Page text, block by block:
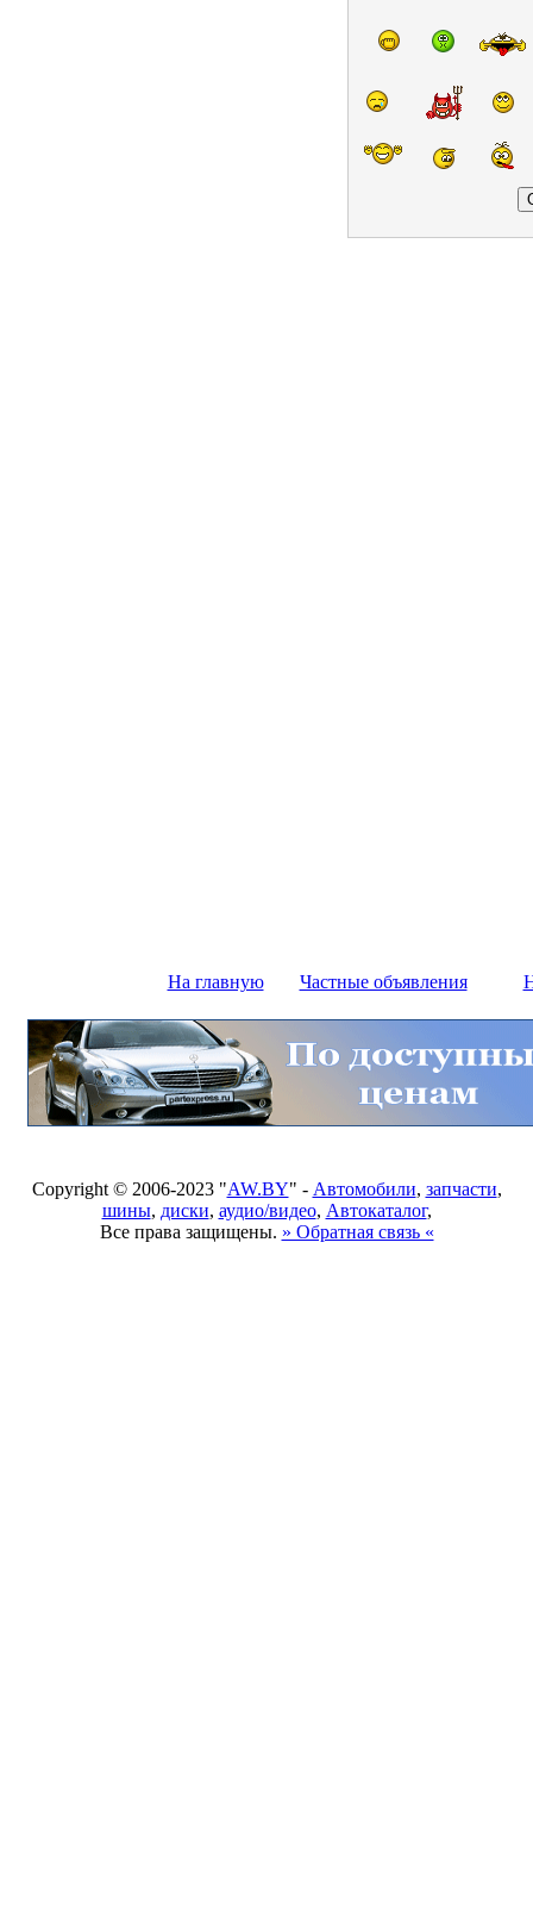
На главную Частные объявления
Copyright © 2006-2023 "AW.BY" - Автомобили, запчасти,
шины, диски, аудио/видео, Автокаталог,
Все права защищены. » Обратная связь «